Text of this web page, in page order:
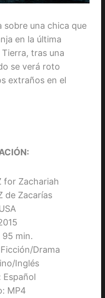
sobre una chica que
en la última
tras una
se verá roto
extraños en el
for Zachariah
de Zacarías
95 min.
Drama
Inglés
Español
MP4